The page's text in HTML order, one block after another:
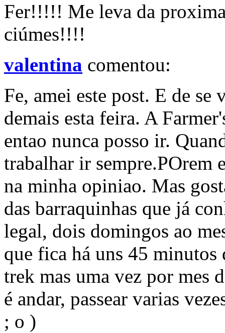
Fer!!!!! Me leva da
ciúmes!!!!
valentina comentou:
Fe, amei este post. E de se
demais esta feira. A
entao nunca posso ir.
trabalhar ir sempre.POrem
na minha opiniao. Mas
das barraquinhas que já
legal, dois domingos ao
que fica há uns 45
trek mas uma vez por mes
é andar, passear varias
; o )